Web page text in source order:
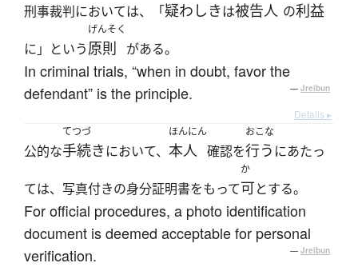
刑事裁判においては、「疑わしきは被告人 の利益
に」という
げんそく
原則 がある。
In criminal trials, “when in doubt, favor the
defendant” is the principle.
— Jreibun
Details ▸
公的な
てつづ
手続きにおいて、
ほんにん
本人 確認を
おこな
行う にあたっ
ては、写真付きの身分証明書をもって
か
可とする。
For official procedures, a photo identification
document is deemed acceptable for personal
verification.
— Jreibun